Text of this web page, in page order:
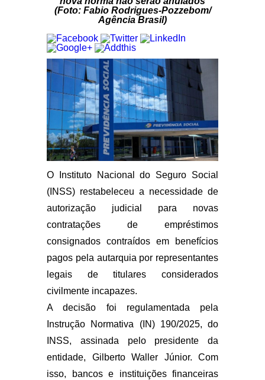
(Foto: Fabio Rodrigues-Pozzebom/
Agência Brasil)
O Instituto Nacional do Seguro Social
(INSS) restabeleceu a necessidade de
autorização judicial para novas
contratações de empréstimos
consignados contraídos em benefícios
pagos pela autarquia por representantes
legais de titulares considerados
civilmente incapazes.
A decisão foi regulamentada pela
Instrução Normativa (IN) 190/2025, do
INSS, assinada pelo presidente da
entidade, Gilberto Waller Júnior. Com
isso, bancos e instituições financeiras